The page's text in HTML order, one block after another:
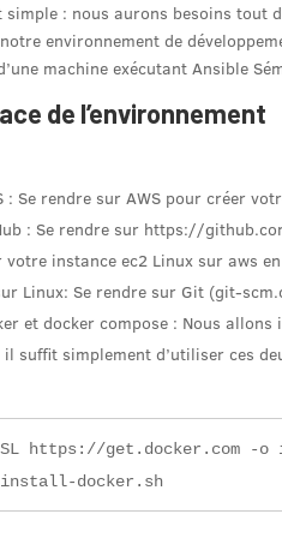
simple : nous aurons besoins tout
environnement de
machine exécutant Ansible
de l’environnement
: Se rendre sur AWS pour créer
: Se rendre sur https://
votre instance ec2 Linux sur aws
Linux: Se rendre sur Git (git-
et docker compose : Nous
suffit simplement d’utiliser ces
https://get.docker.com -o